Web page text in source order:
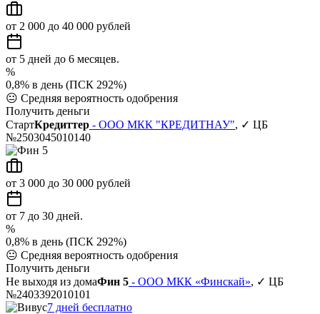
от 2 000 до 40 000 рублей
от 5 дней до 6 месяцев.
%
0,8% в день (ПСК 292%)
😐 Средняя вероятность одобрения
Получить деньги
СтартКредиттер - ООО МКК "КРЕДИТНАУ", ✓ ЦБ
№2503045010140
от 3 000 до 30 000 рублей
от 7 до 30 дней.
%
0,8% в день (ПСК 292%)
😐 Средняя вероятность одобрения
Получить деньги
Не выходя из домаФин 5 - ООО МКК «Финскай», ✓ ЦБ
№2403392010101
7 дней бесплатно